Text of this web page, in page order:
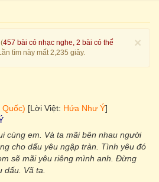
×
457 bài có nhạc nghe, 2 bài có thể
tìm này mất 2,235 giây.
Quốc) [Lời Việt: Hứa Như Ý]
cùng em. Và ta mãi bên nhau người
cho dấu yêu ngập tràn. Tình yêu đó
sẽ mãi yêu riêng mình anh. Đừng
dấu. Vã ta.